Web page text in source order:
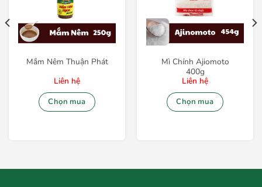
Mắm Nêm Thuận Phát
Liên hệ
Chọn mua
Mì Chính Ajiomoto
400g
Liên hệ
Chọn mua